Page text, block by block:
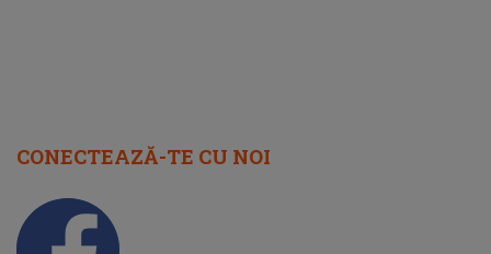
CONECTEAZĂ-TE CU NOI